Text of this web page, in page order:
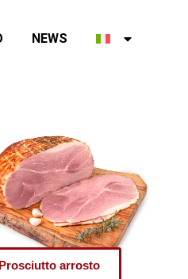
NEWS
Prosciutto arrosto